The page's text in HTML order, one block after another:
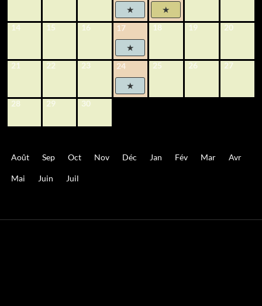
14 15 16 17 18 19 20
21 22 23 24 25 26 27
28 29 30
Août Sep Oct Nov Déc Jan Fév Mar Avr
Mai Juin Juil